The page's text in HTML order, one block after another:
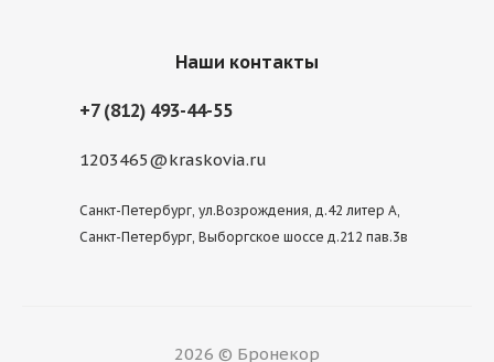
Наши контакты
+7 (812) 493-44-55
1203465@kraskovia.ru
Санкт-Петербург, ул.Возрождения, д.42 литер А,
Санкт-Петербург, Выборгское шоссе д.212 пав.3в
2026 © Бронекор